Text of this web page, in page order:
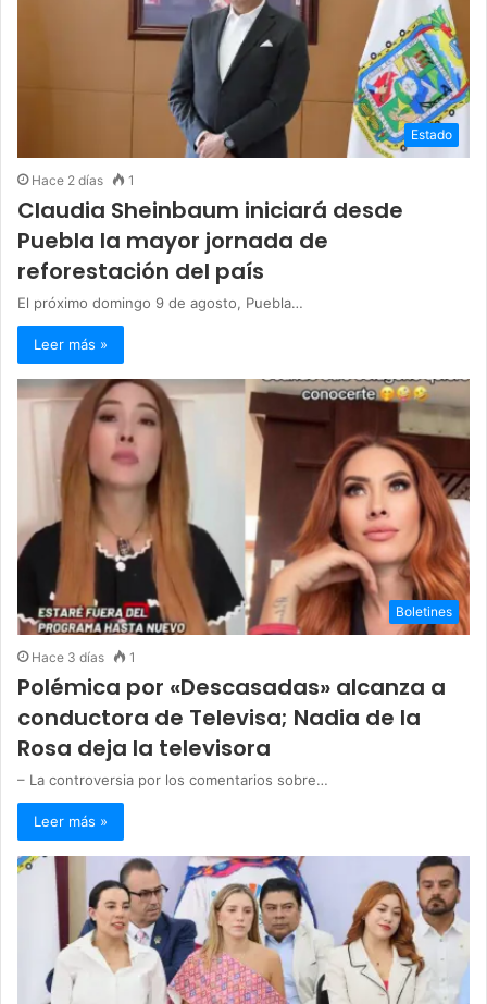
Estado
Hace 2 días 1
Claudia Sheinbaum iniciará desde
Puebla la mayor jornada de
reforestación del país
El próximo domingo 9 de agosto, Puebla…
Leer más »
Boletines
Hace 3 días 1
Polémica por «Descasadas» alcanza a
conductora de Televisa; Nadia de la
Rosa deja la televisora
– La controversia por los comentarios sobre…
Leer más »